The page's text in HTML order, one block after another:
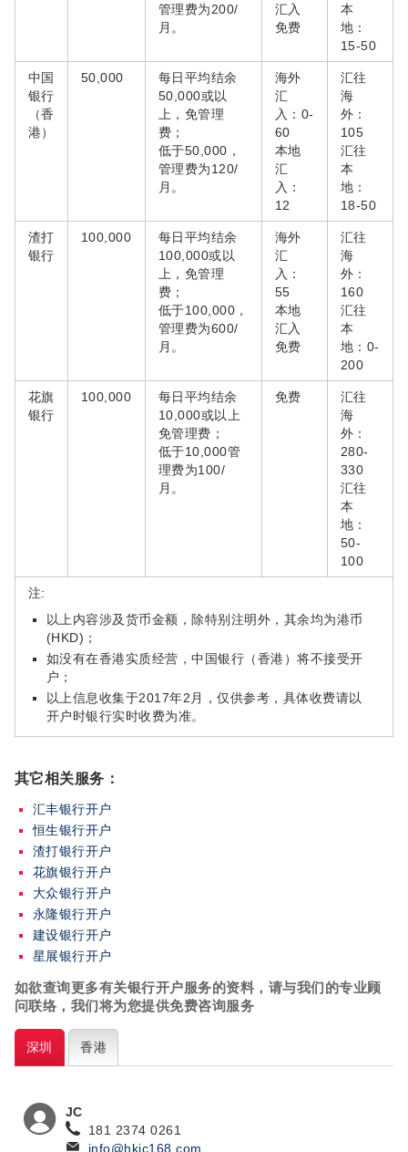
管理费为200/
月。
汇入
免费
本
地：
15-50
中国
银行
（香
港）
50,000
每日平均结余
50,000或以
上，免管理
费；
低于50,000，
管理费为120/
月。
海外
汇
入：0-
60
本地
汇
入：
12
汇往
海
外：
105
汇往
本
地：
18-50
渣打
银行
100,000
每日平均结余
100,000或以
上，免管理
费；
低于100,000，
管理费为600/
月。
海外
汇
入：
55
本地
汇入
免费
汇往
海
外：
160
汇往
本
地：0-
200
花旗
银行
100,000
每日平均结余
10,000或以上
免管理费；
低于10,000管
理费为100/
月。
免费
汇往
海
外：
280-
330
汇往
本
地：
50-
100
注:
以上内容涉及货币金额，除特别注明外，其余均为港币
(HKD)；
如没有在香港实质经营，中国银行（香港）将不接受开
户；
以上信息收集于2017年2月，仅供参考，具体收费请以
开户时银行实时收费为准。
其它相关服务：
汇丰银行开户
恒生银行开户
渣打银行开户
花旗银行开户
大众银行开户
永隆银行开户
建设银行开户
星展银行开户
如欲查询更多有关银行开户服务的资料，请与我们的专业顾
问联络，我们将为您提供免费咨询服务
深圳 香港
JC
181 2374 0261
info@hkjc168.com